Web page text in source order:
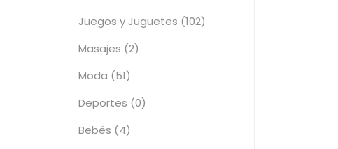
Juegos y Juguetes (102)
Masajes (2)
Moda (51)
Deportes (0)
Bebés (4)